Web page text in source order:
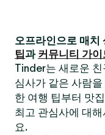
오프라인으로 매치
팁과 커뮤니티 가이
Tinder는 새로운
심사가 같은 사람
한 여행 팁부터 맛
최고 관심사에 대
요.